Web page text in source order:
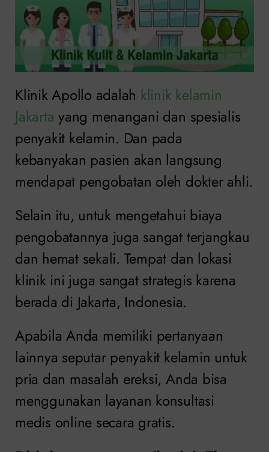
Klinik Apollo adalah klinik kelamin
Jakarta yang menangani dan spesialis
penyakit kelamin. Dan pada
kebanyakan pasien akan langsung
mendapat pengobatan oleh dokter ahli.
Selain itu, untuk mengetahui biaya
pengobatannya juga sangat terjangkau
dan hemat sekali. Tempat dan lokasi
klinik ini juga sangat strategis karena
berada di Jakarta, Indonesia.
Apabila Anda memiliki pertanyaan
lainnya seputar penyakit kelamin untuk
pria dan masalah ereksi, Anda bisa
menggunakan layanan konsultasi
medis online secara gratis.